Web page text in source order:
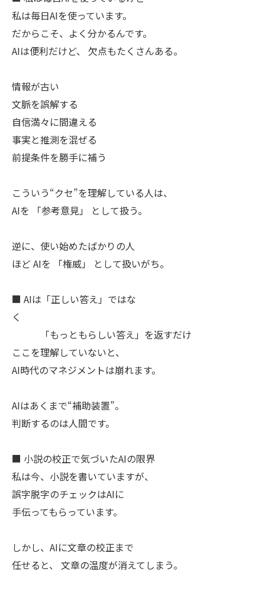
私は毎日AIを使っています。
だからこそ、よく分かるんです。
AIは便利だけど、 欠点もたくさんある。
情報が古い
文脈を誤解する
自信満々に間違える
事実と推測を混ぜる
前提条件を勝手に補う
こういう“クセ”を理解している人は、
AIを 「参考意見」 として扱う。
逆に、使い始めたばかりの人
ほど AIを 「権威」 として扱いがち。
■ AIは「正しい答え」ではな
く
「もっともらしい答え」を返すだけ
ここを理解していないと、
AI時代のマネジメントは崩れます。
AIはあくまで“補助装置”。
判断するのは人間です。
■ 小説の校正で気づいたAIの限界
私は今、小説を書いていますが、
誤字脱字のチェックはAIに
手伝ってもらっています。
しかし、AIに文章の校正まで
任せると、 文章の温度が消えてしまう。